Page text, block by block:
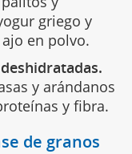
griego y
en polvo.
y arándanos
y fibra.
de granos